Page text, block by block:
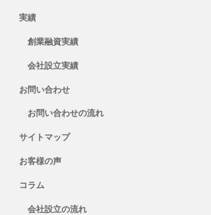
実績
創業融資実績
会社設立実績
お問い合わせ
お問い合わせの流れ
サイトマップ
お客様の声
コラム
会社設立の流れ